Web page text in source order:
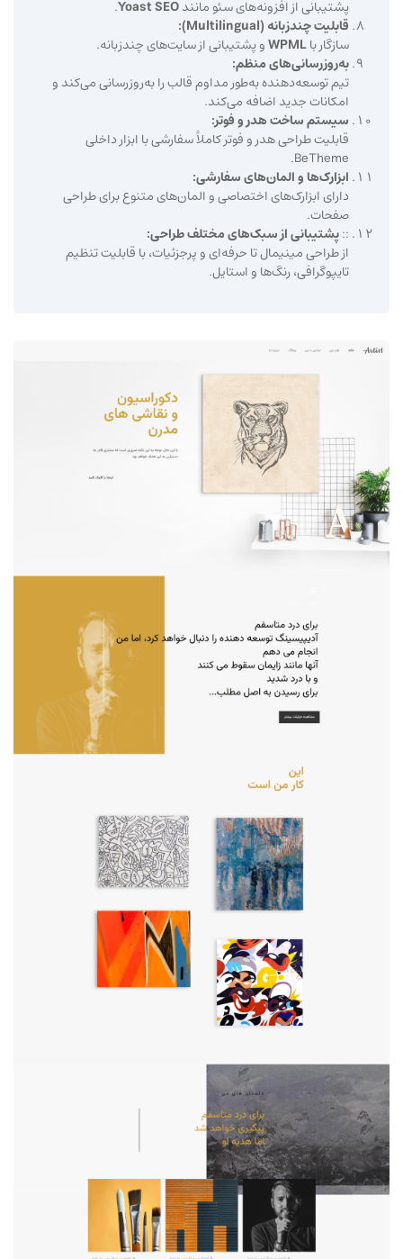
پشتیبانی از افزونه‌های سئو مانندYoast SEO
.
قابلیت چندزبانه (Multilingual):
سازگار باWPMLو پشتیبانی از سایت‌های چندزبانه.
به‌روزرسانی‌های منظم:
تیم توسعه‌دهنده به‌طور مداوم قالب را به‌روزرسانی می‌کند و
امکانات جدید اضافه می‌کند.
سیستم ساخت هدر و فوتر:
قابلیت طراحی هدر و فوتر کاملاً سفارشی با ابزار داخلی
BeTheme.
ابزارک‌ها و المان‌های سفارشی:
دارای ابزارک‌های اختصاصی و المان‌های متنوع برای طراحی
صفحات.
پشتیبانی از سبک‌های مختلف طراحی:
از طراحی مینیمال تا حرفه‌ای و پرجزئیات، با قابلیت تنظیم
تایپوگرافی، رنگ‌ها و استایل.